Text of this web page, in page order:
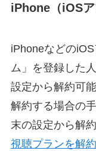
iPhone（iOS
iPhoneなどの
ム」を登録した
設定から解約可
解約する場合の
末の設定から解
視聴プランを解約